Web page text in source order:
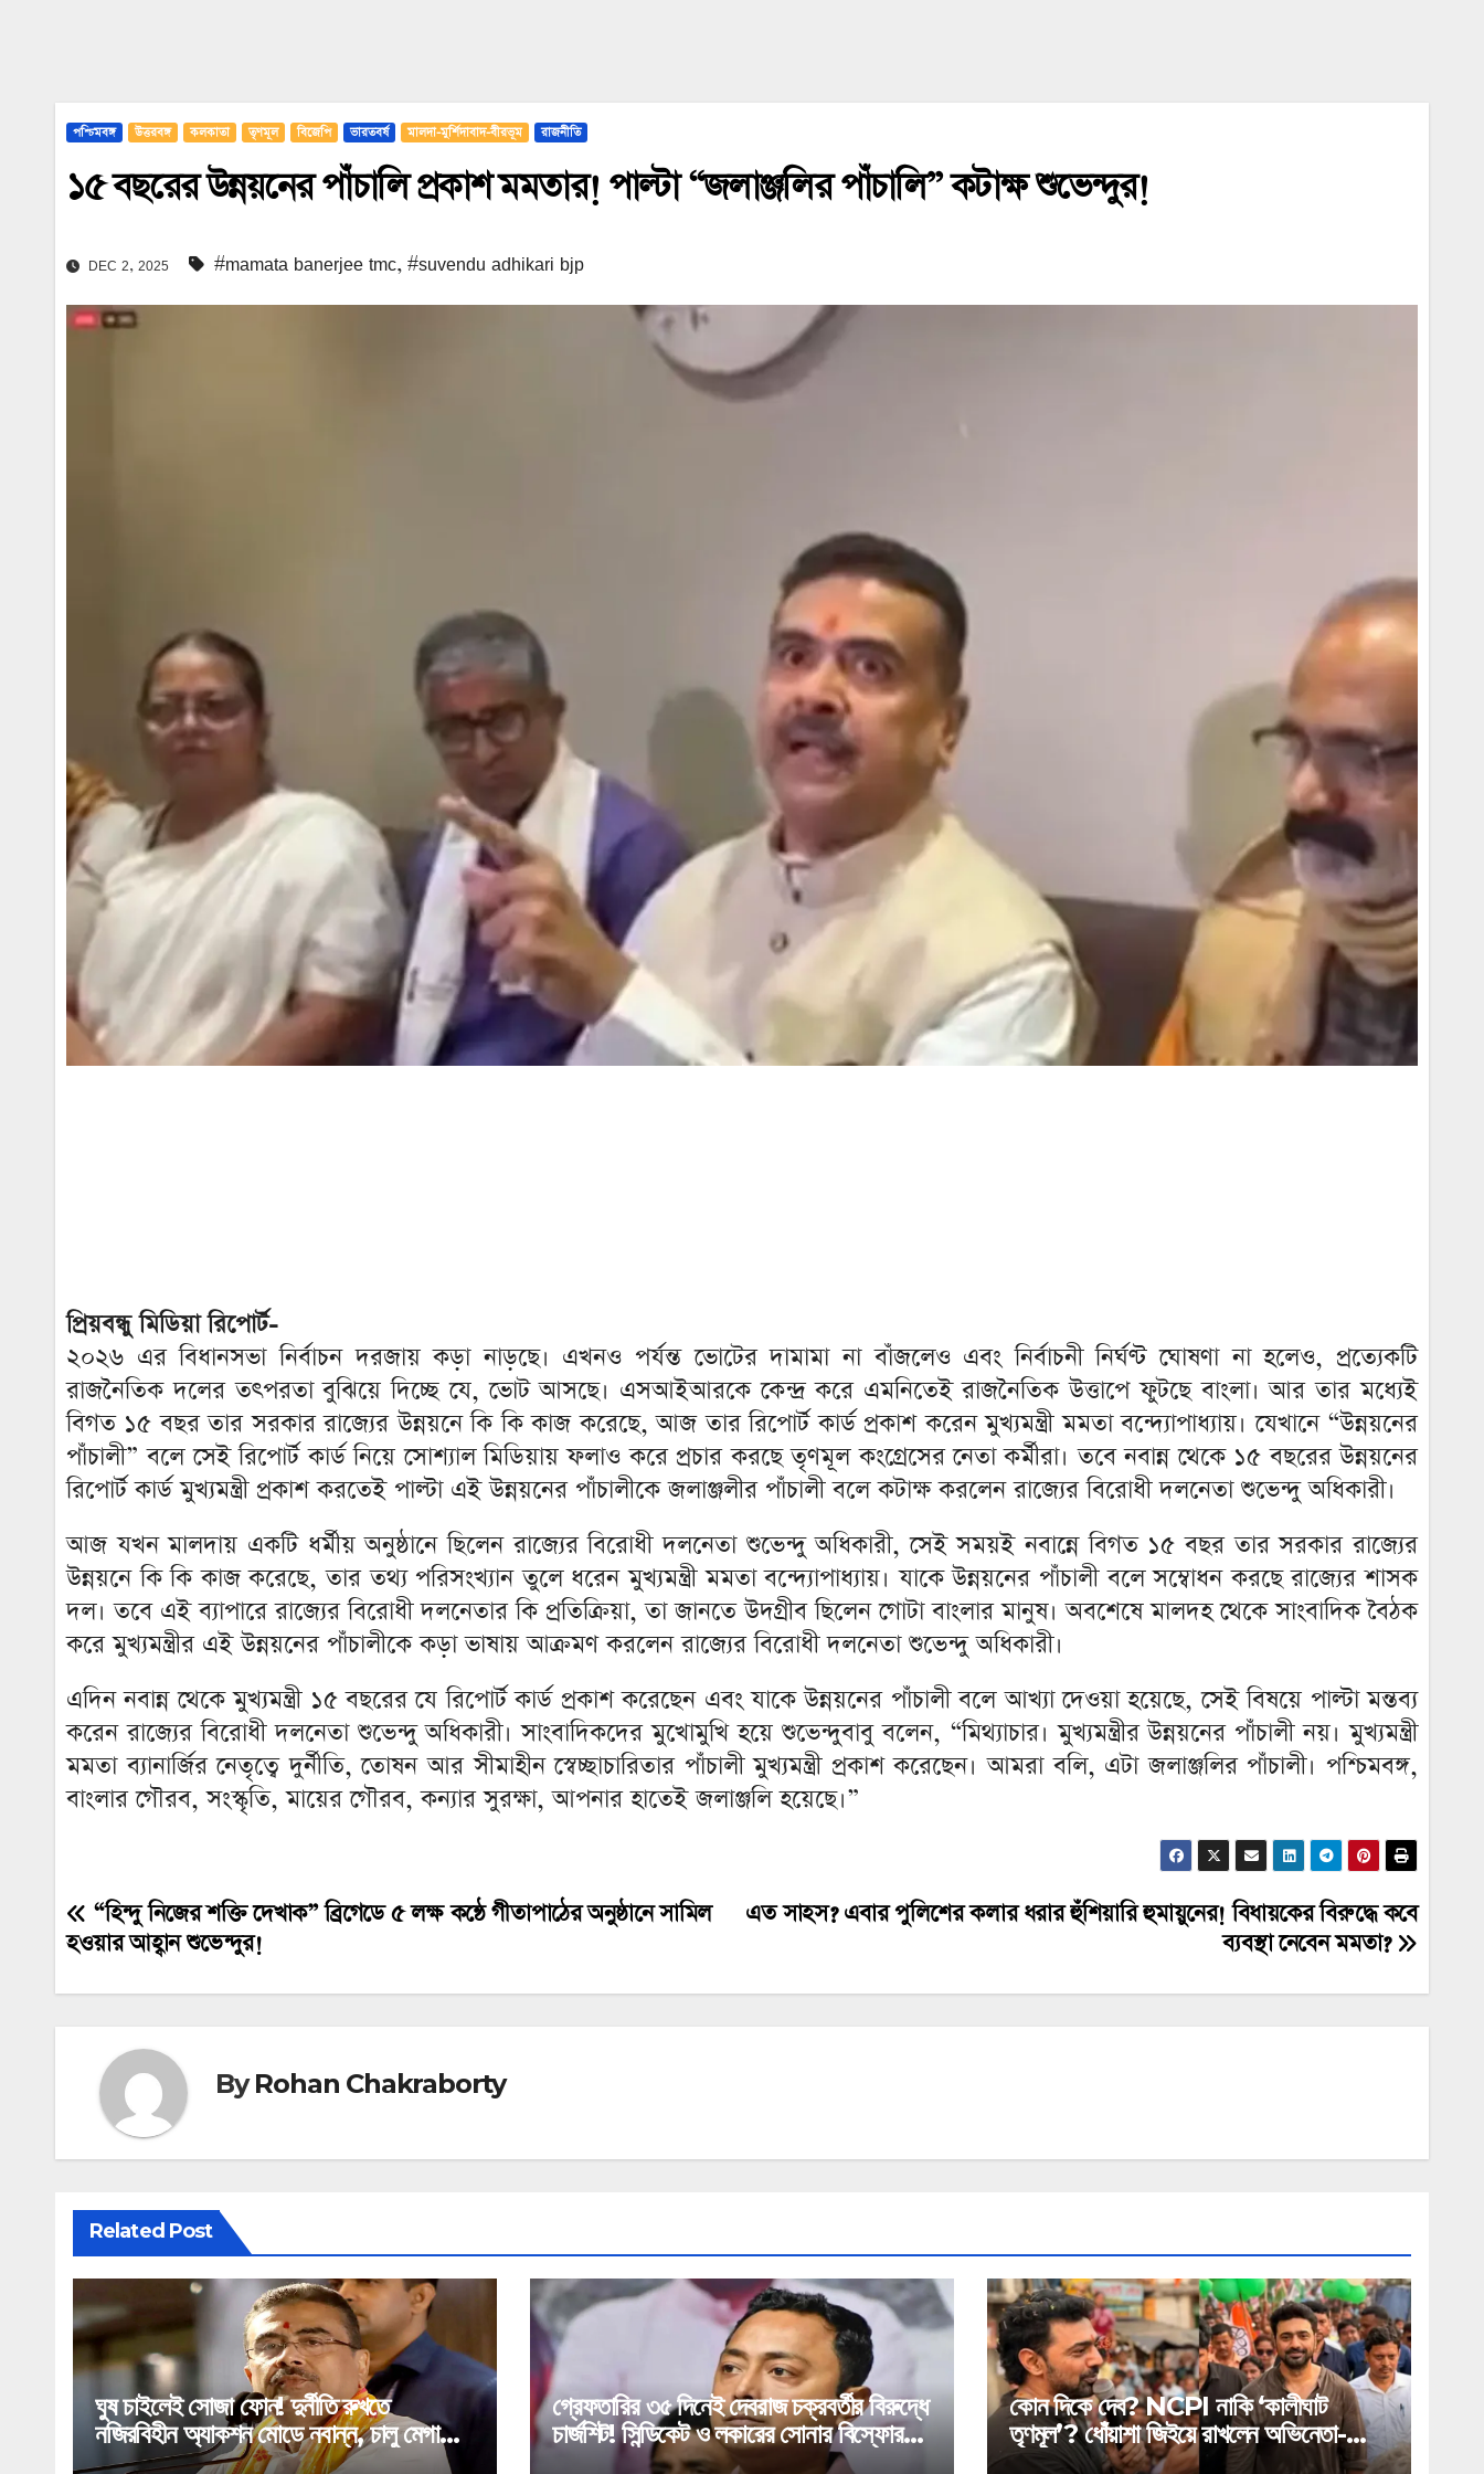
পশ্চিমবঙ্গ উত্তরবঙ্গ কলকাতা তৃণমূল বিজেপি ভারতবর্ষ মালদা-মুর্শিদাবাদ-বীরভূম রাজনীতি
১৫ বছরের উন্নয়নের পাঁচালি প্রকাশ মমতার! পাল্টা “জলাঞ্জলির পাঁচালি” কটাক্ষ শুভেন্দুর!
DEC 2, 2025 #mamata banerjee tmc, #suvendu adhikari bjp
প্রিয়বন্ধু মিডিয়া রিপোর্ট-
২০২৬ এর বিধানসভা নির্বাচন দরজায় কড়া নাড়ছে। এখনও পর্যন্ত ভোটের দামামা না বাঁজলেও এবং নির্বাচনী নির্ঘণ্ট ঘোষণা না হলেও, প্রত্যেকটি
রাজনৈতিক দলের তৎপরতা বুঝিয়ে দিচ্ছে যে, ভোট আসছে। এসআইআরকে কেন্দ্র করে এমনিতেই রাজনৈতিক উত্তাপে ফুটছে বাংলা। আর তার মধ্যেই
বিগত ১৫ বছর তার সরকার রাজ্যের উন্নয়নে কি কি কাজ করেছে, আজ তার রিপোর্ট কার্ড প্রকাশ করেন মুখ্যমন্ত্রী মমতা বন্দ্যোপাধ্যায়। যেখানে “উন্নয়নের
পাঁচালী” বলে সেই রিপোর্ট কার্ড নিয়ে সোশ্যাল মিডিয়ায় ফলাও করে প্রচার করছে তৃণমূল কংগ্রেসের নেতা কর্মীরা। তবে নবান্ন থেকে ১৫ বছরের উন্নয়নের
রিপোর্ট কার্ড মুখ্যমন্ত্রী প্রকাশ করতেই পাল্টা এই উন্নয়নের পাঁচালীকে জলাঞ্জলীর পাঁচালী বলে কটাক্ষ করলেন রাজ্যের বিরোধী দলনেতা শুভেন্দু অধিকারী।
আজ যখন মালদায় একটি ধর্মীয় অনুষ্ঠানে ছিলেন রাজ্যের বিরোধী দলনেতা শুভেন্দু অধিকারী, সেই সময়ই নবান্নে বিগত ১৫ বছর তার সরকার রাজ্যের
উন্নয়নে কি কি কাজ করেছে, তার তথ্য পরিসংখ্যান তুলে ধরেন মুখ্যমন্ত্রী মমতা বন্দ্যোপাধ্যায়। যাকে উন্নয়নের পাঁচালী বলে সম্বোধন করছে রাজ্যের শাসক
দল। তবে এই ব্যাপারে রাজ্যের বিরোধী দলনেতার কি প্রতিক্রিয়া, তা জানতে উদগ্রীব ছিলেন গোটা বাংলার মানুষ। অবশেষে মালদহ থেকে সাংবাদিক বৈঠক
করে মুখ্যমন্ত্রীর এই উন্নয়নের পাঁচালীকে কড়া ভাষায় আক্রমণ করলেন রাজ্যের বিরোধী দলনেতা শুভেন্দু অধিকারী।
এদিন নবান্ন থেকে মুখ্যমন্ত্রী ১৫ বছরের যে রিপোর্ট কার্ড প্রকাশ করেছেন এবং যাকে উন্নয়নের পাঁচালী বলে আখ্যা দেওয়া হয়েছে, সেই বিষয়ে পাল্টা মন্তব্য
করেন রাজ্যের বিরোধী দলনেতা শুভেন্দু অধিকারী। সাংবাদিকদের মুখোমুখি হয়ে শুভেন্দুবাবু বলেন, “মিথ্যাচার। মুখ্যমন্ত্রীর উন্নয়নের পাঁচালী নয়। মুখ্যমন্ত্রী
মমতা ব্যানার্জির নেতৃত্বে দুর্নীতি, তোষন আর সীমাহীন স্বেচ্ছাচারিতার পাঁচালী মুখ্যমন্ত্রী প্রকাশ করেছেন। আমরা বলি, এটা জলাঞ্জলির পাঁচালী। পশ্চিমবঙ্গ,
বাংলার গৌরব, সংস্কৃতি, মায়ের গৌরব, কন্যার সুরক্ষা, আপনার হাতেই জলাঞ্জলি হয়েছে।”
Post
navigation
এত সাহস? এবার পুলিশের কলার ধরার হুঁশিয়ারি হুমায়ুনের! বিধায়কের বিরুদ্ধে কবে
ব্যবস্থা নেবেন মমতা?
“হিন্দু নিজের শক্তি দেখাক” ব্রিগেডে ৫ লক্ষ কন্ঠে গীতাপাঠের অনুষ্ঠানে সামিল
হওয়ার আহ্বান শুভেন্দুর!
ByRohan Chakraborty
Related Post
ঘুষ চাইলেই সোজা ফোন! দুর্নীতি রুখতে
নজিরবিহীন অ্যাকশন মোডে নবান্ন, চালু মেগা
হেল্পলাইন!
গ্রেফতারির ৩৫ দিনেই দেবরাজ চক্রবর্তীর বিরুদ্ধে
চার্জশিট! সিন্ডিকেট ও লকারের সোনার বিস্ফোরক
উল্লেখ!
কোন দিকে দেব? NCPI নাকি ‘কালীঘাট
তৃণমূল’? ধোঁয়াশা জিইয়ে রাখলেন অভিনেতা-
সাংসদ!